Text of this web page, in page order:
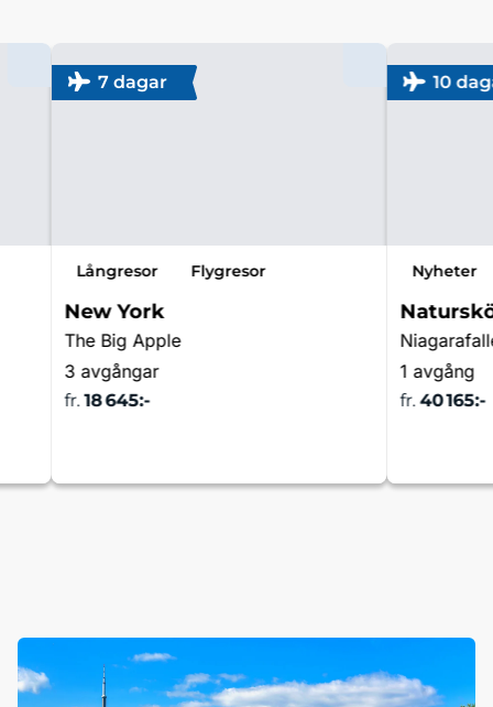
7 dagar
Långresor Flygresor
New York
The Big Apple
3 avgångar
fr. 18 645:-
10
Nyheter
1 avgång
fr. 40 165:-